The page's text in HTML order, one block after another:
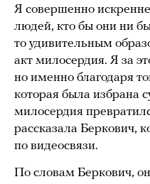
Я совершенно
людей, кто бы они ни
то удивительным
акт милосердия. Я за
но именно благодаря
которая была избрана
милосердия
рассказала Беркович,
по видеосвязи.
По словам Беркович,